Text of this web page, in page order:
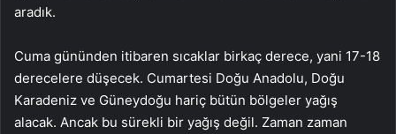
aradık.
Cuma gününden itibaren sıcaklar birkaç derece, yani 17-18
derecelere düşecek. Cumartesi Doğu Anadolu, Doğu
Karadeniz ve Güneydoğu hariç bütün bölgeler yağış
alacak. Ancak bu sürekli bir yağış değil. Zaman zaman